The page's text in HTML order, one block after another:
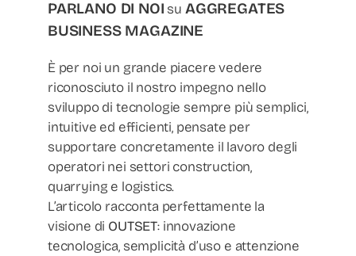
PARLANO DI NOI su AGGREGATES
BUSINESS MAGAZINE
È per noi un grande piacere vedere
riconosciuto il nostro impegno nello
sviluppo di tecnologie sempre più semplici,
intuitive ed efficienti, pensate per
supportare concretamente il lavoro degli
operatori nei settori construction,
quarrying e logistics.
L’articolo racconta perfettamente la
visione di OUTSET: innovazione
tecnologica, semplicità d’uso e attenzione